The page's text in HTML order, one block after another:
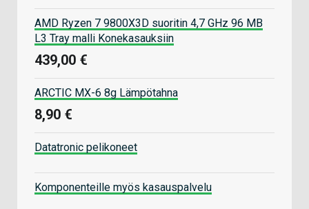
AMD Ryzen 7 9800X3D suoritin 4,7 GHz 96 MB
L3 Tray malli Konekasauksiin
439,00 €
ARCTIC MX-6 8g Lämpötahna
8,90 €
Datatronic pelikoneet
Komponenteille myös kasauspalvelu